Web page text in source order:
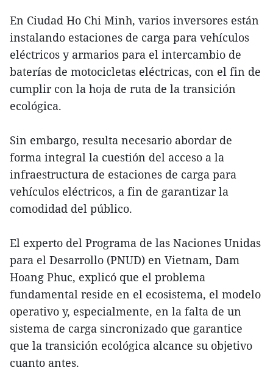
En Ciudad Ho Chi Minh, varios inversores están
instalando estaciones de carga para vehículos
eléctricos y armarios para el intercambio de
baterías de motocicletas eléctricas, con el fin de
cumplir con la hoja de ruta de la transición
ecológica.
Sin embargo, resulta necesario abordar de
forma integral la cuestión del acceso a la
infraestructura de estaciones de carga para
vehículos eléctricos, a fin de garantizar la
comodidad del público.
El experto del Programa de las Naciones Unidas
para el Desarrollo (PNUD) en Vietnam, Dam
Hoang Phuc, explicó que el problema
fundamental reside en el ecosistema, el modelo
operativo y, especialmente, en la falta de un
sistema de carga sincronizado que garantice
que la transición ecológica alcance su objetivo
cuanto antes.